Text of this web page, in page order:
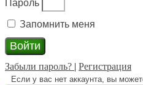
Пароль
Запомнить меня
Войти
Забыли пароль? | Регистрация
Если у вас нет аккаунта, вы